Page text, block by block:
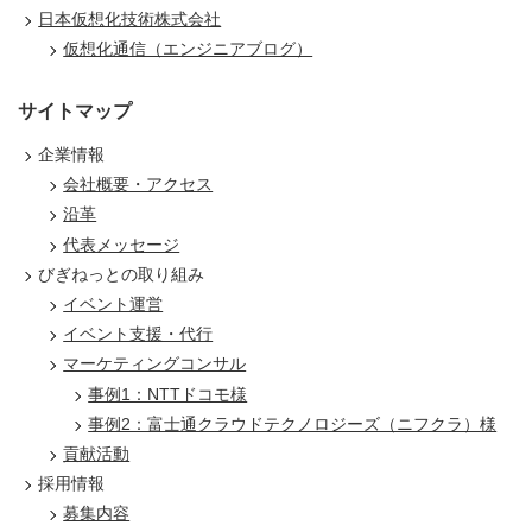
日本仮想化技術株式会社
仮想化通信（エンジニアブログ）
サイトマップ
企業情報
会社概要・アクセス
沿革
代表メッセージ
びぎねっとの取り組み
イベント運営
イベント支援・代行
マーケティングコンサル
事例1：NTTドコモ様
事例2：富士通クラウドテクノロジーズ（ニフクラ）様
貢献活動
採用情報
募集内容